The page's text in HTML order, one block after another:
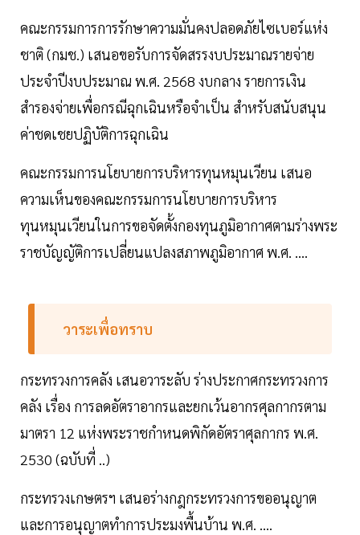
คณะกรรมการการรักษาความมั่นคงปลอดภัยไซเบอร์แห่ง
ชาติ (กมช.) เสนอขอรับการจัดสรรงบประมาณรายจ่าย
ประจำปีงบประมาณ พ.ศ. 2568 งบกลาง รายการเงิน
สำรองจ่ายเพื่อกรณีฉุกเฉินหรือจำเป็น สำหรับสนับสนุน
ค่าชดเชยปฏิบัติการฉุกเฉิน
คณะกรรมการนโยบายการบริหารทุนหมุนเวียน เสนอ
ความเห็นของคณะกรรมการนโยบายการบริหาร
ทุนหมุนเวียนในการขอจัดตั้งกองทุนภูมิอากาศตามร่างพระ
ราชบัญญัติการเปลี่ยนแปลงสภาพภูมิอากาศ พ.ศ. ....
วาระเพื่อทราบ
กระทรวงการคลัง เสนอวาระลับ ร่างประกาศกระทรวงการ
คลัง เรื่อง การลดอัตราอากรและยกเว้นอากรศุลกากรตาม
มาตรา 12 แห่งพระราชกำหนดพิกัดอัตราศุลกากร พ.ศ.
2530 (ฉบับที่ ..)
กระทรวงเกษตรฯ เสนอร่างกฎกระทรวงการขออนุญาต
และการอนุญาตทำการประมงพื้นบ้าน พ.ศ. ....